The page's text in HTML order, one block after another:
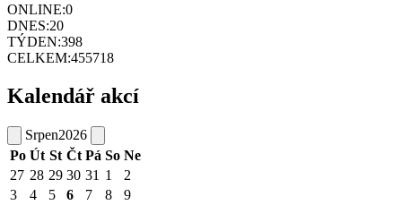
ONLINE:0
DNES:20
TÝDEN:398
CELKEM:455718
Kalendář akcí
Srpen2026
Po Út St Čt Pá So Ne
27 28 29 30 31 1
2
3
4 5 6 7 8
9